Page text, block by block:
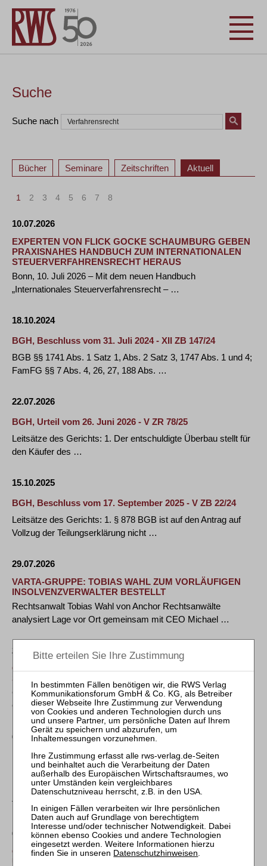
Suche
Suche nach
Bücher Seminare Zeitschriften Aktuell
1 2 3 4 5 6 7 8
10.07.2026
EXPERTEN VON FLICK GOCKE SCHAUMBURG GEBEN
PRAXISNAHES HANDBUCH ZUM INTERNATIONALEN
STEUERVERFAHRENSRECHT HERAUS
Bonn, 10. Juli 2026 – Mit dem neuen Handbuch
„Internationales Steuerverfahrensrecht – …
18.10.2024
BGH, Beschluss vom 31. Juli 2024 - XII ZB 147/24
BGB §§ 1741 Abs. 1 Satz 1, Abs. 2 Satz 3, 1747 Abs. 1 und 4;
FamFG §§ 7 Abs. 4, 26, 27, 188 Abs. …
22.07.2026
BGH, Urteil vom 26. Juni 2026 - V ZR 78/25
Leitsätze des Gerichts: 1. Der entschuldigte Überbau stellt für
den Käufer des …
15.10.2025
BGH, Beschluss vom 17. September 2025 - V ZB 22/24
Leitsätze des Gerichts: 1. § 878 BGB ist auf den Antrag auf
Vollzug der Teilungserklärung nicht …
29.07.2026
VARTA-GRUPPE: TOBIAS WAHL ZUM VORLÄUFIGEN
INSOLVENZVERWALTER BESTELLT
Rechtsanwalt Tobias Wahl von Anchor Rechtsanwälte
analysiert Lage vor Ort gemeinsam mit CEO Michael …
23.06.2026
GSK STOCKMANN BERÄT OHB BEI GEMEINSAMEM
SATELLITENPROJEKT MIT RHEINMETALL
GSK Stockmann hat das Bremer Raumfahrtunternehmen
OHB SE bei einem gemeinsamen Satellitenprojekt mit …
05.06.2026
LUTHER BEGLEITET ERFOLGREICHE EINIGUNG IM
LANGJÄHRIGEN STREIT UM NEUES STADTQUARTIER
IN KÖLN-MÜLHEIM
Köln/Düsseldorf, 03.06.2026 – Gerichtliche Mediation schafft
tragfähigen Ausgleich zwischen …
01.06.2026
GRAVENBRUCHER KREIS LOBT WISSENSCHAFTS-
Datenschutzhinweisen.